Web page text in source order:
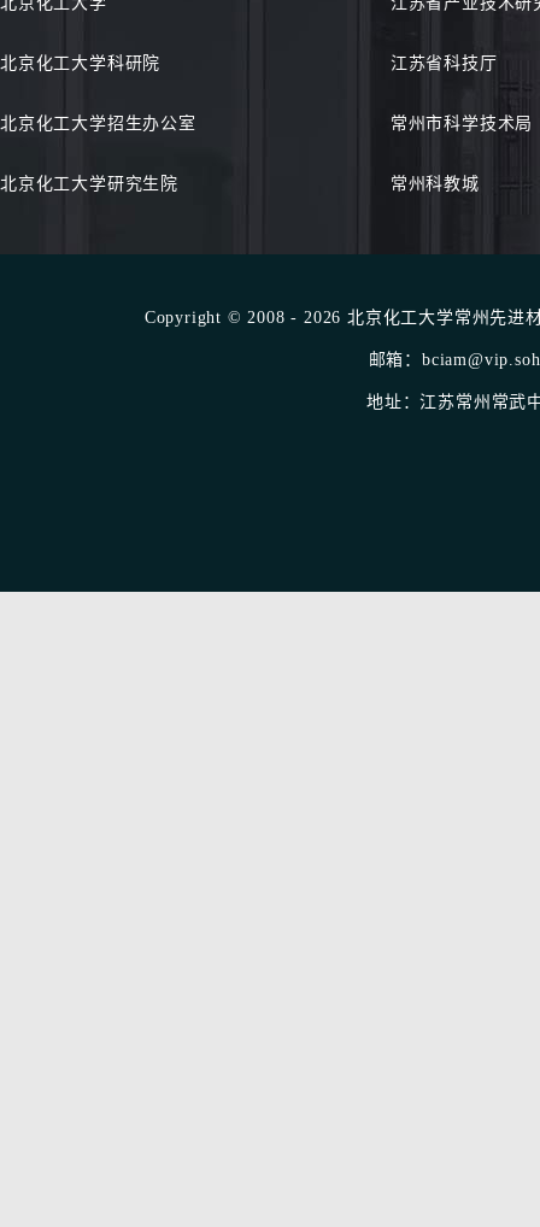
北京化工大学科研院 江苏省科技厅
北京化工大学招生办公室 常州市科学技术局
北京化工大学研究生院 常州科教城
Copyright © 2008 - 2026 北京化工大学常州先进
邮箱：
地址：江苏常州常武